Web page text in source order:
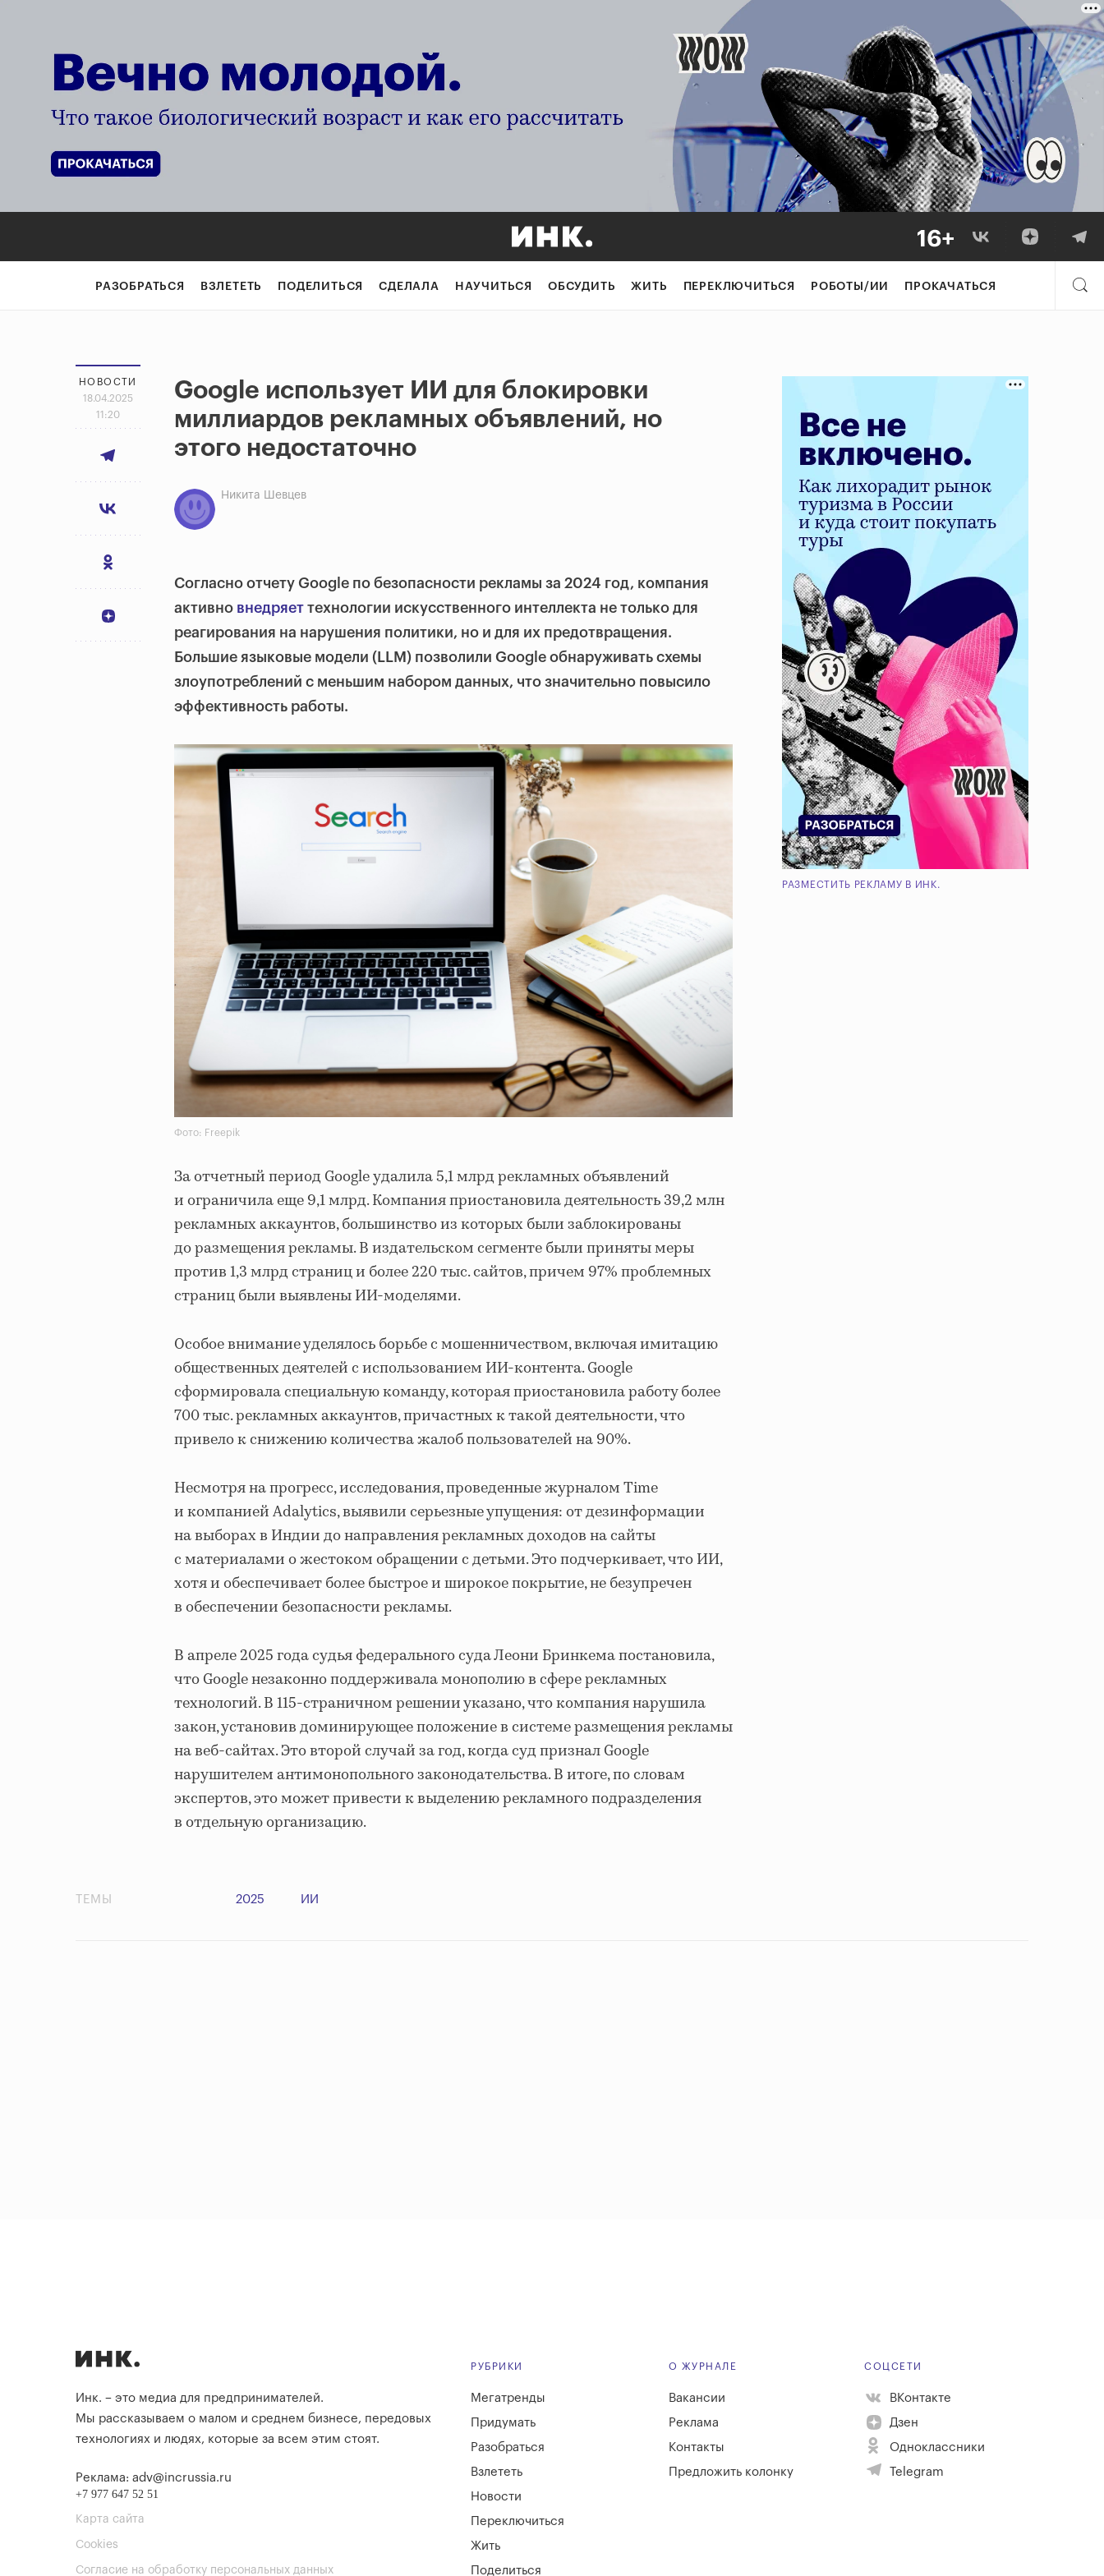
РАЗОБРАТЬСЯ ВЗЛЕТЕТЬ ПОДЕЛИТЬСЯ СДЕЛАЛА НАУЧИТЬСЯ ОБСУДИТЬ ЖИТЬ ПЕРЕКЛЮЧИТЬСЯ РОБОТЫ/ИИ ПРОКАЧАТЬСЯ
НОВОСТИ
18.04.2025
11:20
Google использует ИИ для блокировки
миллиардов рекламных объявлений, но
этого недостаточно
Никита Шевцев
Согласно отчету Google по безопасности рекламы за 2024 год, компания
активно внедряет технологии искусственного интеллекта не только для
реагирования на нарушения политики, но и для их предотвращения.
Большие языковые модели (LLM) позволили Google обнаруживать схемы
злоупотреблений с меньшим набором данных, что значительно повысило
эффективность работы.
Фото: Freepik
За отчетный период Google удалила 5,1 млрд рекламных объявлений
и ограничила еще 9,1 млрд. Компания приостановила деятельность 39,2 млн
рекламных аккаунтов, большинство из которых были заблокированы
до размещения рекламы. В издательском сегменте были приняты меры
против 1,3 млрд страниц и более 220 тыс. сайтов, причем 97% проблемных
страниц были выявлены ИИ-моделями.
Особое внимание уделялось борьбе с мошенничеством, включая имитацию
общественных деятелей с использованием ИИ-контента. Google
сформировала специальную команду, которая приостановила работу более
700 тыс. рекламных аккаунтов, причастных к такой деятельности, что
привело к снижению количества жалоб пользователей на 90%.
Несмотря на прогресс, исследования, проведенные журналом Time
и компанией Adalytics, выявили серьезные упущения: от дезинформации
на выборах в Индии до направления рекламных доходов на сайты
с материалами о жестоком обращении с детьми. Это подчеркивает, что ИИ,
хотя и обеспечивает более быстрое и широкое покрытие, не безупречен
в обеспечении безопасности рекламы.
В апреле 2025 года судья федерального суда Леони Бринкема постановила,
что Google незаконно поддерживала монополию в сфере рекламных
технологий. В 115-страничном решении указано, что компания нарушила
закон, установив доминирующее положение в системе размещения рекламы
на веб-сайтах. Это второй случай за год, когда суд признал Google
нарушителем антимонопольного законодательства. В итоге, по словам
экспертов, это может привести к выделению рекламного подразделения
в отдельную организацию.
РАЗМЕСТИТЬ РЕКЛАМУ В ИНК.
ТЕМЫ 2025 ИИ
Инк. – это медиа для предпринимателей.
Мы рассказываем о малом и среднем бизнесе, передовых
технологиях и людях, которые за всем этим стоят.
Реклама: adv@incrussia.ru
+7 977 647 52 51
Карта сайта
Cookies
Согласие на обработку персональных данных
РУБРИКИ
Мегатренды
Придумать
Разобраться
Взлететь
Новости
Переключиться
Жить
Поделиться
О ЖУРНАЛЕ
Вакансии
Реклама
Контакты
Предложить колонку
СОЦСЕТИ
ВКонтакте
Дзен
Одноклассники
Telegram